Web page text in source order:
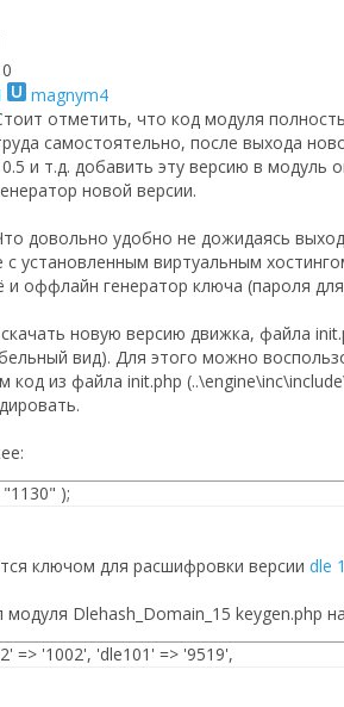
0
magnym4
отметить, что код модуля
самостоятельно, после выхода
и т.д. добавить эту версию в модуль
новой версии.
довольно удобно не дожидаясь
установленным виртуальным
оффлайн генератор ключа (пароля
новую версию движка, файла
вид). Для этого можно
код из файла init.php
"1130" );
ключом для расшифровки версии dle
Dlehash_Domain_15 keygen.php
=> '1002', 'dle101' => '9519',